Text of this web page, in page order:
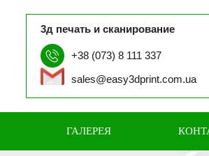
3д печать и сканирование
+38 (073) 8 111 337
sales@easy3dprint.com.ua
ГАЛЕРЕЯ